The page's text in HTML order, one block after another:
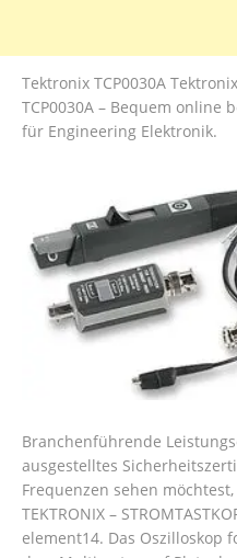
Tektronix TCP0030A
TCP0030A – Bequem online
für Engineering Elektronik.
Branchenführende
ausgestelltes
Frequenzen sehen
TEKTRONIX –
element14. Das Oszilloskop